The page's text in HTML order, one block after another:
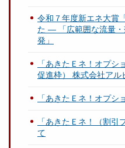
令和７年度新エネ大賞
た ― 「広範囲な流量・
発」
「あきたＥネ！オプ
促進枠） 株式会社アル
「あきたＥネ！オプ
「あきたＥネ！（割
て